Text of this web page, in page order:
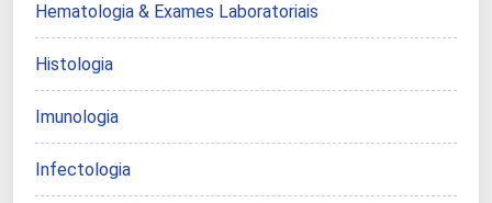
Hematologia & Exames Laboratoriais
Histologia
Imunologia
Infectologia